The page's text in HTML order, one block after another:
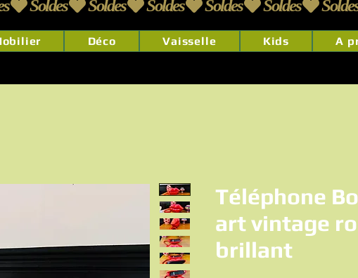
Déco Vaisselle Kids A
Téléphone
art vintage
brillant